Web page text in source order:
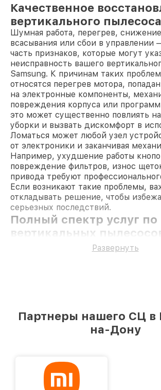
Качественное
вертикального
Шумная работа, перегрев,
всасывания или сбои в управлении
часть признаков, которые могут
неисправность вашего
Samsung. К причинам таких
относятся перегрев мотора,
на электронные компоненты,
повреждения корпуса или
это может существенно повлиять на
уборки и вызвать дискомфорт в
Ломаться может любой узел
от электроники и заканчивая
Например, ухудшение работы
повреждение фильтров, износ
привода требуют
Если возникают такие проблемы,
откладывать решение, чтобы
серьезных последствий.
Полный спектр услуг
вертикальных
обеспечения при сбоях.
Ремонт блока питания—
перебоев в подаче энергии.
Замена аккумулятора
автономностью работы.
Все работы выполняются с
Развернуть
Партнеры нашего СЦ в
на-Дону